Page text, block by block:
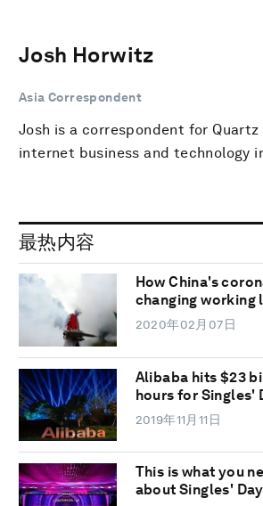
Josh Horwitz
Asia Correspondent
Josh is a correspondent for Quartz
internet business and technology
最热内容
How China's
changing working
2020年02月07日
Alibaba hits $23
hours for Singles'
2019年11月11日
This is what you
about Singles' Day